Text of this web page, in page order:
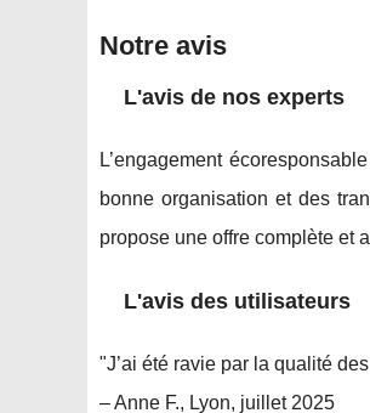
Notre avis
L'avis de nos experts
L’engagement
bonne organisation et des
propose une offre complète et
L'avis des utilisateurs
"J’ai été ravie par la qualité
– Anne F., Lyon, juillet 2025